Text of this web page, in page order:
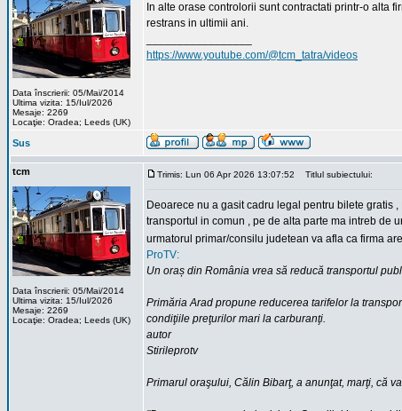
Data înscrierii: 05/Mai/2014
Ultima vizita: 15/Iul/2026
Mesaje: 2269
Locaţie: Oradea; Leeds (UK)
In alte orase controlorii sunt contractati printr-o alta
restrans in ultimii ani.
https://www.youtube.com/@tcm_tatra/videos
Sus
tcm
Data înscrierii: 05/Mai/2014
Ultima vizita: 15/Iul/2026
Mesaje: 2269
Locaţie: Oradea; Leeds (UK)
Trimis: Lun 06 Apr 2026 13:07:52 Titlul subiectului:
Deoarece nu a gasit cadru legal pentru bilete gratis
transportul in comun , pe de alta parte ma intreb de
urmatorul primar/consilu judetean va afla ca firma
ProTV:
Un oraș din România vrea să reducă transportul
Primăria Arad propune reducerea tarifelor la
condiţiile preţurilor mari la carburanţi.
autor
Stirileprotv
Primarul oraşului, Călin Bibarţ, a anunţat, marţi, că